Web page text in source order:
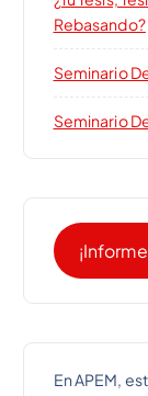
Rebasando?
Seminario
Seminario
En APEM,